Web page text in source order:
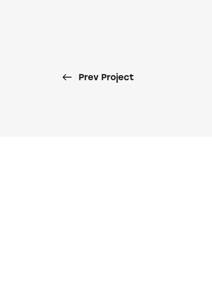
Prev Project